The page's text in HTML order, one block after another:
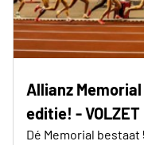
Allianz
editie! - VOLZET
Dé Memorial